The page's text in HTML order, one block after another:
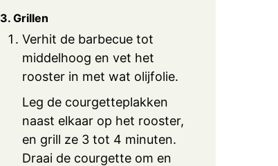
3. Grillen
Verhit de barbecue tot
middelhoog en vet het
rooster in met wat olijfolie.
Leg de courgetteplakken
naast elkaar op het rooster,
en grill ze 3 tot 4 minuten.
Draai de courgette om en